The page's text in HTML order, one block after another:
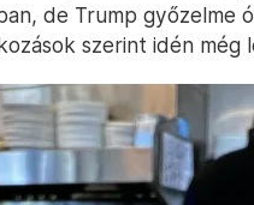
de Trump győzelme
szerint idén még